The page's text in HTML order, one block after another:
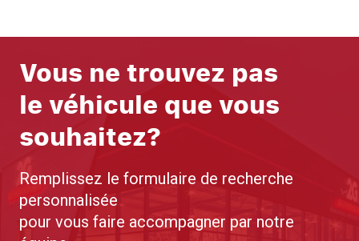
Vous ne trouvez pas
le véhicule que vous
souhaitez?
Remplissez le formulaire de recherche
personnalisée
pour vous faire accompagner par notre